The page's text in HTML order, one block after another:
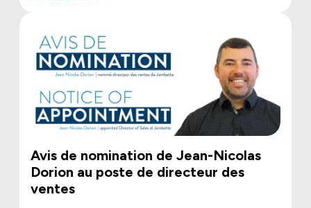
Avis de nomination de Jean-Nicolas
Dorion au poste de directeur des
ventes